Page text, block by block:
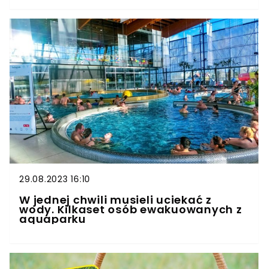
29.08.2023 16:10
W jednej chwili musieli uciekać z
wody. Kilkaset osób ewakuowanych z
aquaparku